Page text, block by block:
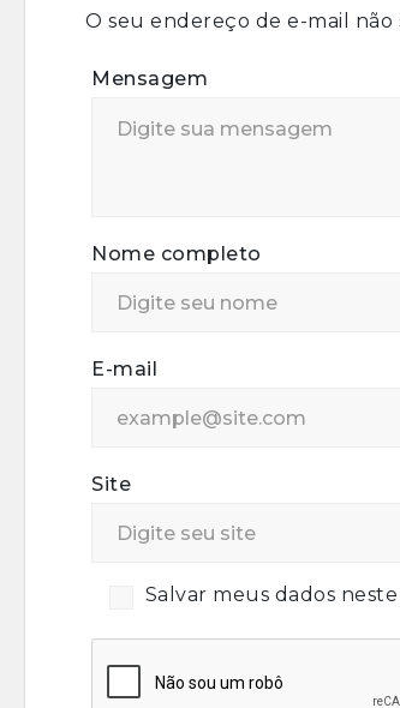
O seu endereço de e-mail não
Mensagem
Nome completo
E-mail
Site
Salvar meus dados